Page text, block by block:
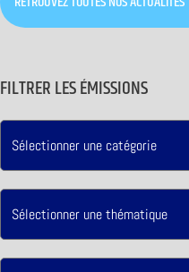
FILTRER LES ÉMISSIONS